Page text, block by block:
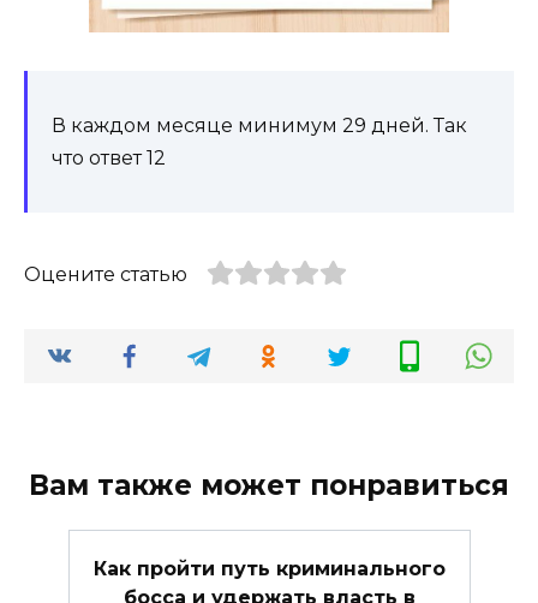
В каждом месяце минимум 29 дней. Так
что ответ 12
Оцените статью
Вам также может понравиться
Как пройти путь криминального
босса и удержать власть в